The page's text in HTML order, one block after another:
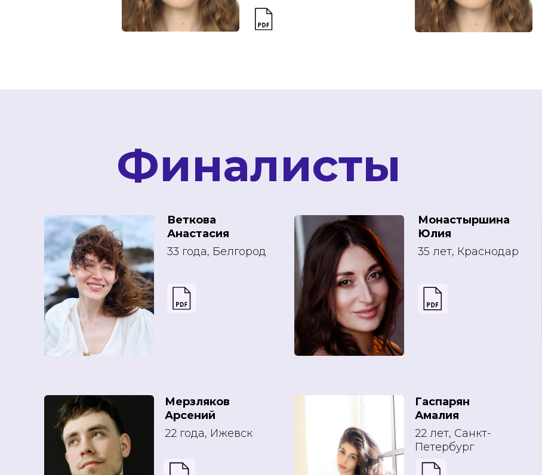
Монастыршина
Юлия
Гаспарян
Амалия
35 лет, Краснодар
22 лет, Санкт-
Петербург
Мерзляков
Арсений
22 года, Ижевск
Веткова
Анастасия
33 года, Белгород
Финалисты